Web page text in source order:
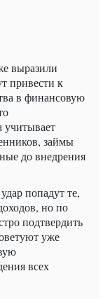
выразили
привести к
в финансовую
учитывает
займы
до внедрения
попадут те,
но по
подтвердить
уже
всех